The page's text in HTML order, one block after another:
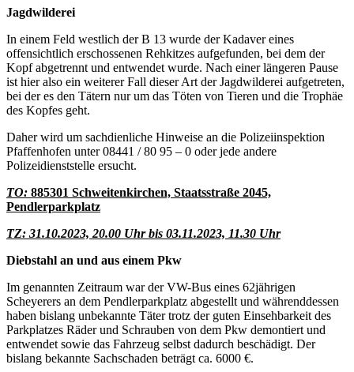
Jagdwilderei
In einem Feld westlich der B 13 wurde der Kadaver eines
offensichtlich erschossenen Rehkitzes aufgefunden, bei dem der
Kopf abgetrennt und entwendet wurde. Nach einer längeren Pause
ist hier also ein weiterer Fall dieser Art der Jagdwilderei aufgetreten,
bei der es den Tätern nur um das Töten von Tieren und die Trophäe
des Kopfes geht.
Daher wird um sachdienliche Hinweise an die Polizeiinspektion
Pfaffenhofen unter 08441 / 80 95 – 0 oder jede andere
Polizeidienststelle ersucht.
TO: 885301 Schweitenkirchen, Staatsstraße 2045,
Pendlerparkplatz
TZ: 31.10.2023, 20.00 Uhr bis 03.11.2023, 11.30 Uhr
Diebstahl an und aus einem Pkw
Im genannten Zeitraum war der VW-Bus eines 62jährigen
Scheyerers an dem Pendlerparkplatz abgestellt und währenddessen
haben bislang unbekannte Täter trotz der guten Einsehbarkeit des
Parkplatzes Räder und Schrauben von dem Pkw demontiert und
entwendet sowie das Fahrzeug selbst dadurch beschädigt. Der
bislang bekannte Sachschaden beträgt ca. 6000 €.